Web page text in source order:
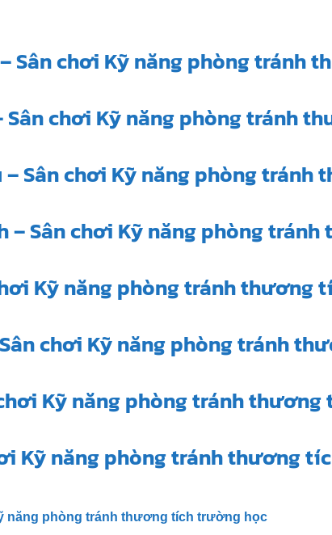
Sân chơi Kỹ năng phòng tránh
Sân chơi Kỹ năng phòng tránh
Sân chơi Kỹ năng phòng tránh
– Sân chơi Kỹ năng phòng
Kỹ năng phòng tránh thương
chơi Kỹ năng phòng tránh
Kỹ năng phòng tránh thương
Kỹ năng phòng tránh thương
năng phòng tránh thương tích trường học